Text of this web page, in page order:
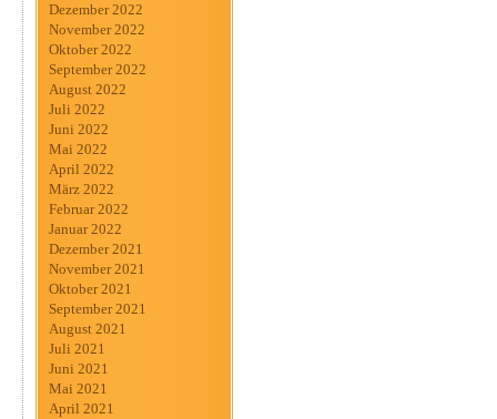
Dezember 2022
November 2022
Oktober 2022
September 2022
August 2022
Juli 2022
Juni 2022
Mai 2022
April 2022
März 2022
Februar 2022
Januar 2022
Dezember 2021
November 2021
Oktober 2021
September 2021
August 2021
Juli 2021
Juni 2021
Mai 2021
April 2021